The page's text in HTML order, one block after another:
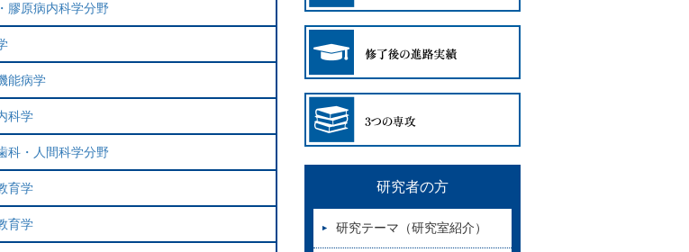
膠原病内科学分野
能病学
科学
科・人間科学分野
育学
育学
研究者の方
研究テーマ（研究室紹介）